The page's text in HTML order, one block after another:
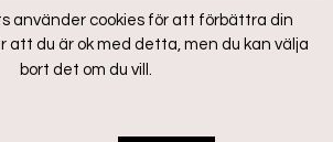
| Integritetspolicy & Bokningsvillkor
använder cookies för att förbättra din
att du är ok med detta, men du kan välja
bort det om du vill.